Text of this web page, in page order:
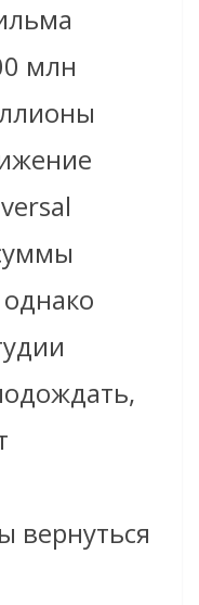
млн
вернуться